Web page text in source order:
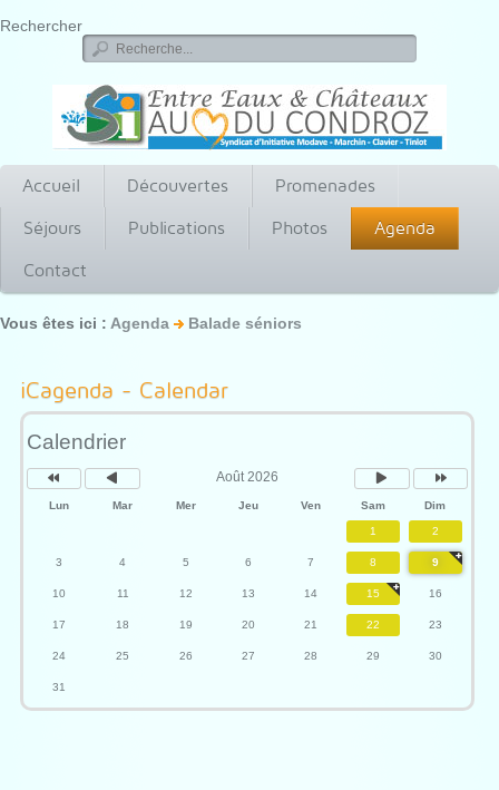
Rechercher
Accueil Découvertes
Promenades
Séjours
Publications Photos
Agenda
Contact
Vous êtes ici : Agenda Balade séniors
iCagenda - Calendar
Calendrier
précédente précédent
Août 2026
Lun Mar Mer Jeu Ven Sam Dim
1 2
3 4 5 6 7 8 9
10 11 12 13 14 15 16
17 18 19 20 21 22 23
24 25 26 27 28 29 30
31